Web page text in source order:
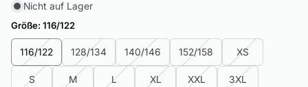
Nicht auf Lager
Größe: 116/122
116/122 128/134 140/146 152/158 XS
S M L XL XXL 3XL